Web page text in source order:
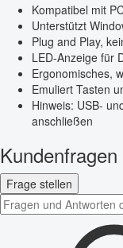
Kompatibel mit
Unterstützt
Plug and Play,
LED-Anzeige für
Ergonomisches,
Emuliert Tasten
Hinweis: USB-
anschließen
Frage stellen